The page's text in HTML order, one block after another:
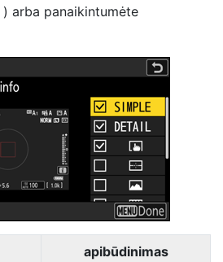
) arba panaikintumėte
apibūdinimas